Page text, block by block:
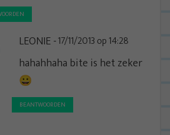
LEONIE 17/11/2013 op 14:28
hahahhaha bite is het zeker
😀
BEANTWOORDEN